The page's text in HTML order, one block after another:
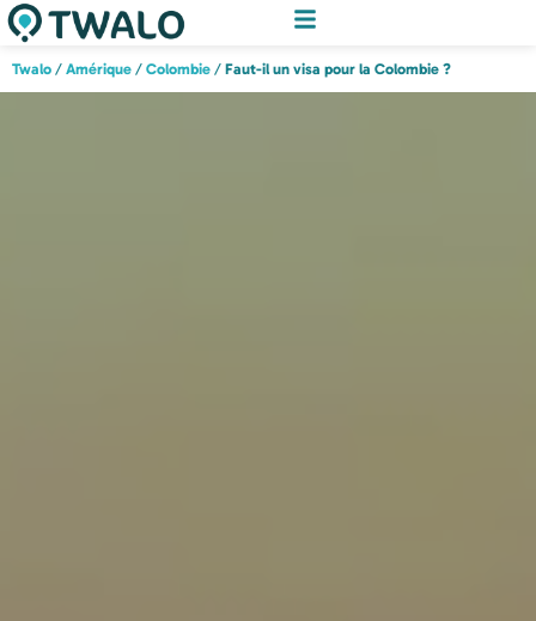
Twalo / Amérique / Colombie / Faut-il un visa pour la Colombie ?